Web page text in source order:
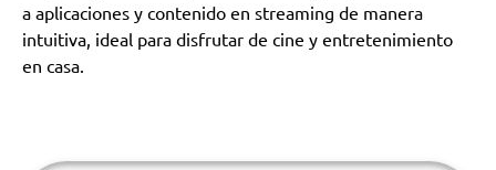
a aplicaciones y contenido en streaming de manera
intuitiva, ideal para disfrutar de cine y entretenimiento
en casa.